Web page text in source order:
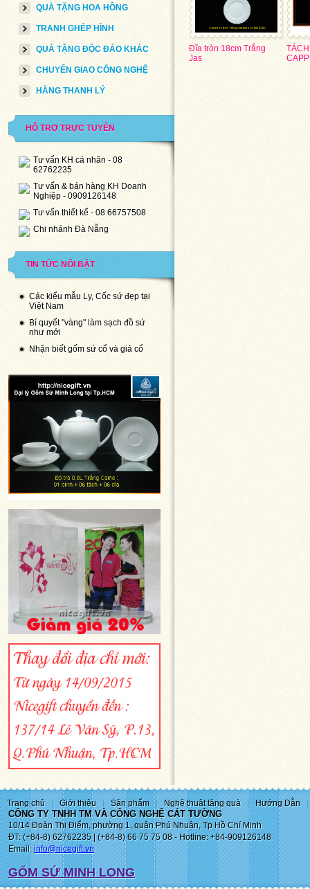
QUÀ TẶNG HOA HỒNG
TRANH GHÉP HÌNH
QUÀ TẶNG ĐỘC ĐÁO KHÁC
CHUYỂN GIAO CÔNG NGHỆ
HÀNG THANH LÝ
HỖ TRỢ TRỰC TUYẾN
Tư vấn KH cá nhân - 08
62762235
Tư vấn & bán hàng KH Doanh
Nghiệp - 0909126148
Tư vấn thiết kế - 08 66757508
Chi nhánh Đà Nẵng
TIN TỨC NỔI BẬT
Các kiểu mẫu Ly, Cốc sứ đẹp tại
Việt Nam
Bí quyết "vàng" làm sạch đồ sứ
như mới
Nhận biết gốm sứ cổ và giả cổ
Đĩa tròn 18cm Trắng
Jas
Trang chủ Giới thiệu Sản phẩm Nghệ thuật tặng quà Hướng Dẫn
CÔNG TY TNHH TM VÀ CÔNG NGHỆ CÁT TƯỜNG
10/14 Đoàn Thị Điểm, phường 1, quận Phú Nhuận, Tp Hồ Chí Minh
ĐT: (+84-8) 62762235 | (+84-8) 66 75 75 08 - Hotline: +84-909126148
Email:info@nicegift.vn
GỐM SỨ MINH LONG